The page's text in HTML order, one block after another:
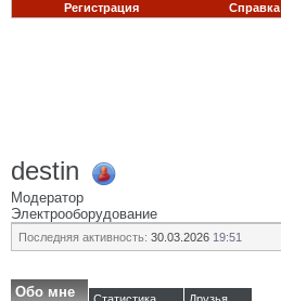
Регистрация Справка
destin
Модератор
Электрооборудование
Последняя активность: 30.03.2026 19:51
Обо мне